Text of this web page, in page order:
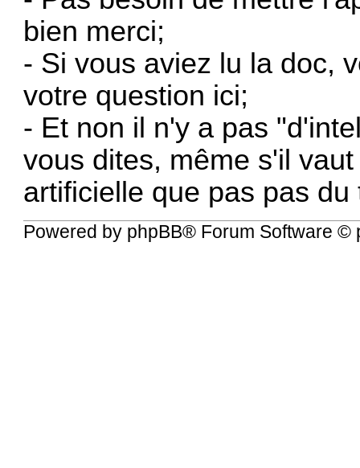
bien merci;
- Si vous aviez lu la doc,
votre question ici;
- Et non il n'y a pas
vous dites, même s'il
artificielle que pas pas du
Powered by phpBB® Forum Software ©